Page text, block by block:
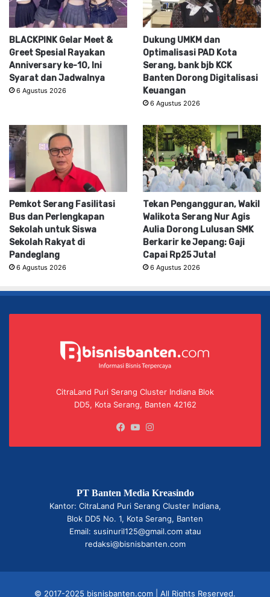
BLACKPINK Gelar Meet &
Greet Spesial Rayakan
Anniversary ke-10, Ini
Syarat dan Jadwalnya
6 Agustus 2026
Dukung UMKM dan
Optimalisasi PAD Kota
Serang, bank bjb KCK
Banten Dorong Digitalisasi
Keuangan
6 Agustus 2026
Pemkot Serang Fasilitasi
Bus dan Perlengkapan
Sekolah untuk Siswa
Sekolah Rakyat di
Pandeglang
6 Agustus 2026
Tekan Pengangguran, Wakil
Walikota Serang Nur Agis
Aulia Dorong Lulusan SMK
Berkarir ke Jepang: Gaji
Capai Rp25 Juta!
6 Agustus 2026
CitraLand Puri Serang Cluster Indiana Blok
DD5, Kota Serang, Banten 42162
Facebook
YouTube
PT Banten Media Kreasindo
Kantor: CitraLand Puri Serang Cluster Indiana,
Blok DD5 No. 1, Kota Serang, Banten
Email: susinuril125@gmail.com atau
redaksi@bisnisbanten.com
© 2017-2025 bisnisbanten.com | All Rights Reserved.